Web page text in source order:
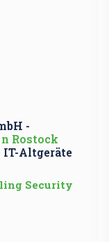
-
Rostock
IT-Altgeräte
Security